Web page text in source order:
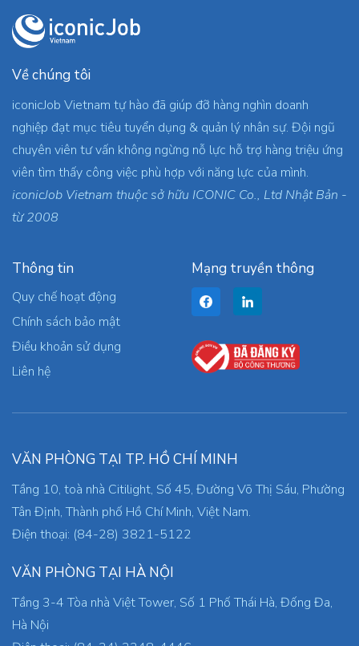
Về chúng tôi
iconicJob Vietnam tự hào đã giúp đỡ hàng nghìn doanh
nghiệp đạt mục tiêu tuyển dụng & quản lý nhân sự. Đội ngũ
chuyên viên tư vấn không ngừng nỗ lực hỗ trợ hàng triệu ứng
viên tìm thấy công việc phù hợp với năng lực của mình.
iconicJob Vietnam thuộc sở hữu ICONIC Co., Ltd Nhật Bản -
từ 2008
Thông tin
Quy chế hoạt động
Chính sách bảo mật
Điều khoản sử dụng
Liên hệ
Mạng truyền thông
VĂN PHÒNG TẠI TP. HỒ CHÍ MINH
Tầng 10, toà nhà Citilight, Số 45, Đường Võ Thị Sáu, Phường
Tân Định, Thành phố Hồ Chí Minh, Việt Nam.
Điện thoại: (84-28) 3821-5122
VĂN PHÒNG TẠI HÀ NỘI
Tầng 3-4 Tòa nhà Việt Tower, Số 1 Phố Thái Hà, Đống Đa,
Hà Nội